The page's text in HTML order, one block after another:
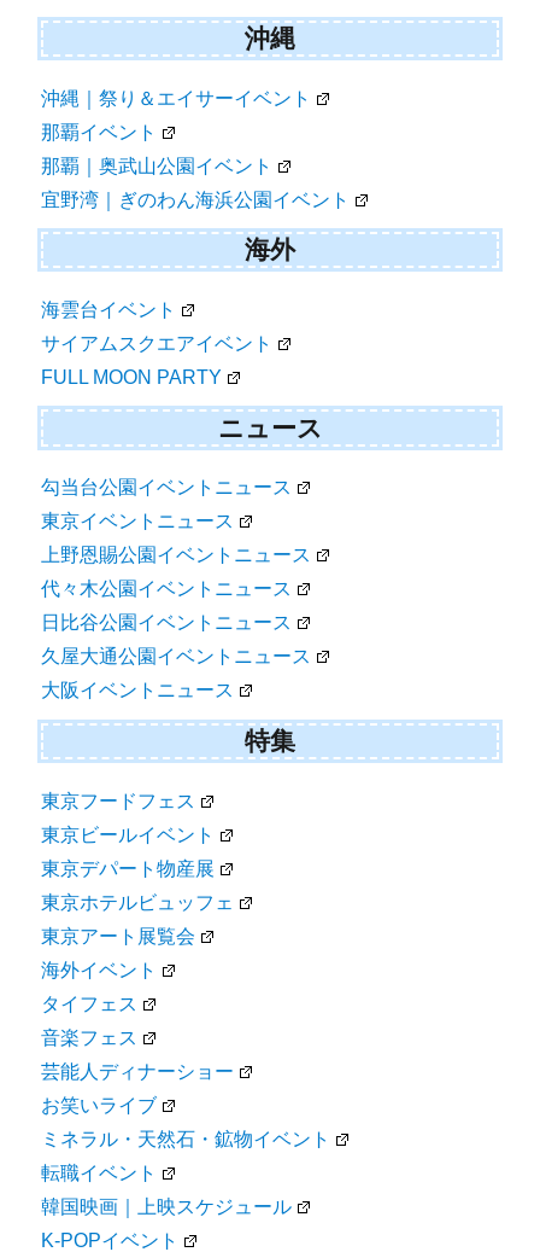
沖縄
沖縄｜祭り＆エイサーイベント
那覇イベント
那覇｜奥武山公園イベント
宜野湾｜ぎのわん海浜公園イベント
海外
海雲台イベント
サイアムスクエアイベント
FULL MOON PARTY
ニュース
勾当台公園イベントニュース
東京イベントニュース
上野恩賜公園イベントニュース
代々木公園イベントニュース
日比谷公園イベントニュース
久屋大通公園イベントニュース
大阪イベントニュース
特集
東京フードフェス
東京ビールイベント
東京デパート物産展
東京ホテルビュッフェ
東京アート展覧会
海外イベント
タイフェス
音楽フェス
芸能人ディナーショー
お笑いライブ
ミネラル・天然石・鉱物イベント
転職イベント
韓国映画｜上映スケジュール
K-POPイベント